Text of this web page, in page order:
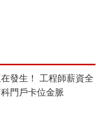
發生！ 工程師薪資全
門戶卡位金脈